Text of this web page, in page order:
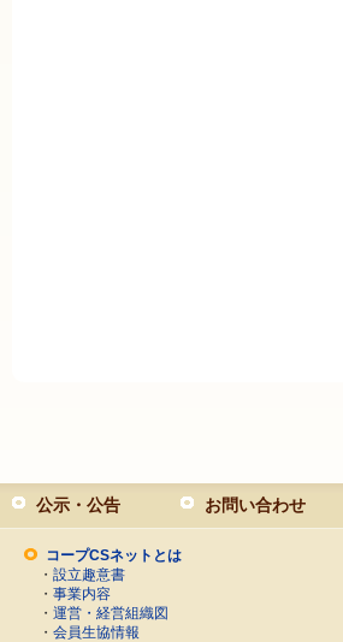
公示・公告 お問い合わせ
コープCSネットとは
・ 設立趣意書
・ 事業内容
・ 運営・経営組織図
・ 会員生協情報